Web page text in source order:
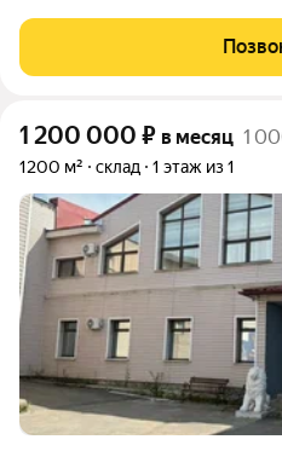
аренды 525 руб. за кв. м. в
коммунальные платежи
1 200 000 ₽ в месяц 1
1200 м² склад 1 этаж из 1